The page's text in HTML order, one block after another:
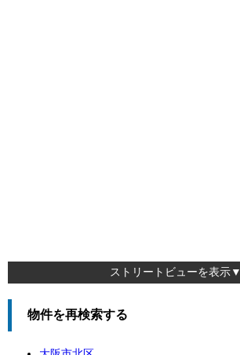
ストリートビューを表示▼
物件を再検索する